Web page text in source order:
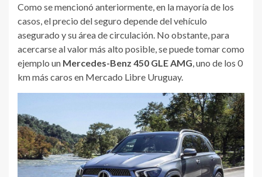
Como se mencionó anteriormente, en la mayoría de los
casos, el precio del seguro depende del vehículo
asegurado y su área de circulación. No obstante, para
acercarse al valor más alto posible, se puede tomar como
ejemplo un Mercedes-Benz 450 GLE AMG , uno de los 0
km más caros en Mercado Libre Uruguay.